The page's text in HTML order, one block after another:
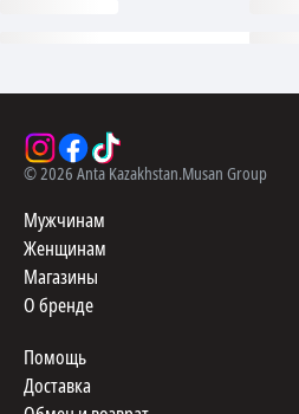
©2026 Anta Kazakhstan.Musan Group
Мужчинам
Женщинам
Магазины
О бренде
Помощь
Доставка